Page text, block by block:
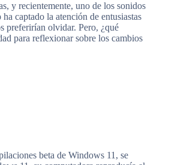
y recientemente, uno de los sonidos
captado la atención de entusiastas
preferirían olvidar. Pero, ¿qué
para reflexionar sobre los cambios
beta de Windows 11, se